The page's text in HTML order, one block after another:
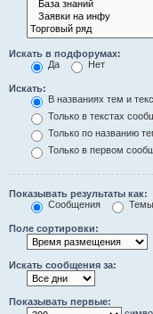
Искать в подфорумах:
Да
Нет
Искать:
В названиях тем и
Только в текстах
Только по названию
Только в первом
Показывать результаты как:
Сообщения
Темы
Поле сортировки:
Искать сообщения за:
Показывать первые: